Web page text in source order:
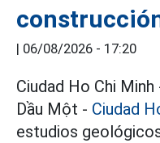
| 06/08/2026 - 17:20
Ciudad Ho Chi
Dầu Một - Ciudad
estudios